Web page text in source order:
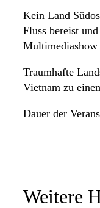
Kein Land
Fluss bereist
Traumhafte
Vietnam zu
Dauer der
Weitere